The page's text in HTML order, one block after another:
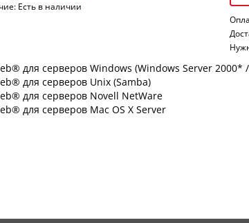
Есть в наличии
для серверов Windows (Windows Server 2000*
для серверов Unix (Samba)
для серверов Novell NetWare
для серверов Mac OS X Server